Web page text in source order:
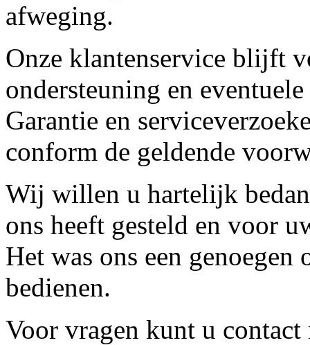
afweging.
Onze klantenservice blijft
ondersteuning en
Garantie en
conform de geldende
Wij willen u hartelijk
ons heeft gesteld en voor
Het was ons een
bedienen.
Voor vragen kunt u contact